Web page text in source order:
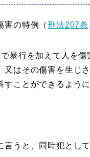
害の特例（刑法207条
暴行を加えて人を
又はその傷害を生じ
すことができるよう
うと、同時犯とし